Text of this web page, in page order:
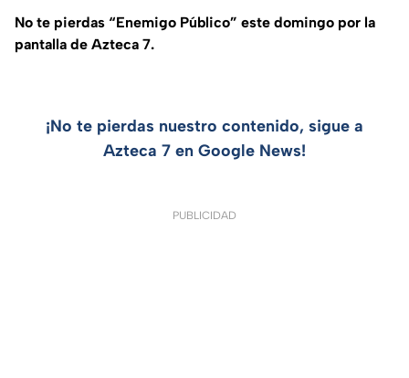
No te pierdas “Enemigo Público” este domingo por la
pantalla de Azteca 7.
¡No te pierdas nuestro contenido, sigue a
Azteca 7 en Google News!
PUBLICIDAD